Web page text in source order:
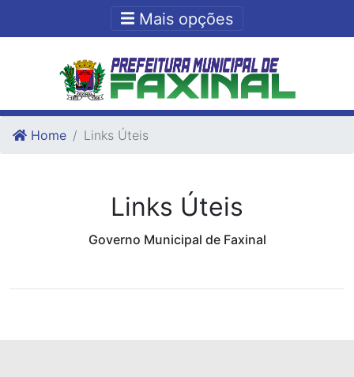
Ir para o fim do conteudo
Mais opções
Home Links Úteis
Links Úteis
Governo Municipal de Faxinal